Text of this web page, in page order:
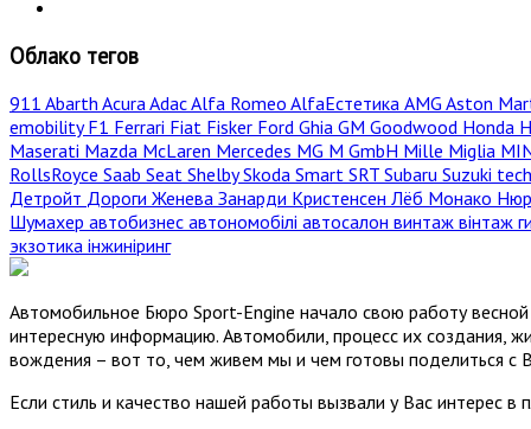
Облако тегов
911 Abarth AcuraAdacAlfa Romeo AlfaЕстетика AMG Aston
emobilityF1 Ferrari Fiat Fisker Ford Ghia GM Goodwood Honda
Maserati Mazda McLaren Mercedes MG M GmbH Mille Miglia
RollsRoyce Saab Seat ShelbySkoda Smart SRT Subaru Suzuki
Детройт Дороги Женева Занарди Кристенсен Лёб Монако
Шумахер автобизнес автономобілі автосалон винтаж вінтаж
экзотика інжиніринг
Автомобильное Бюро Sport-Engine начало свою работу
интересную информацию. Автомобили, процесс их создания,
вождения – вот то, чем живем мы и чем готовы поделиться с
Если стиль и качество нашей работы вызвали у Вас интерес в